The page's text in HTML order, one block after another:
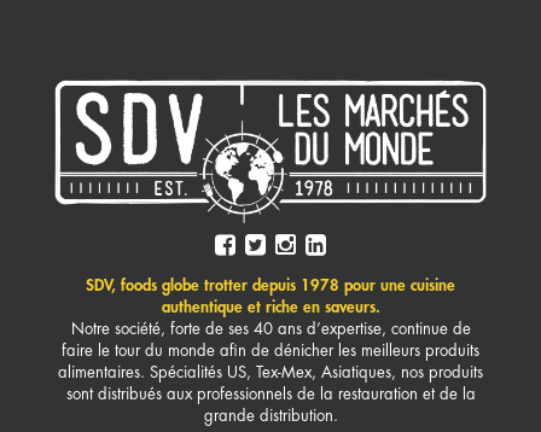
SDV, foods globe trotter depuis 1978 pour une cuisine
authentique et riche en saveurs.
Notre société, forte de ses 40 ans d’expertise, continue de
faire le tour du monde afin de dénicher les meilleurs produits
alimentaires. Spécialités US, Tex-Mex, Asiatiques, nos produits
sont distribués aux professionnels de la restauration et de la
grande distribution.